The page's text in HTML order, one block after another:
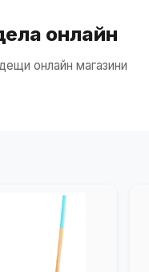
онлайн
онлайн магазини